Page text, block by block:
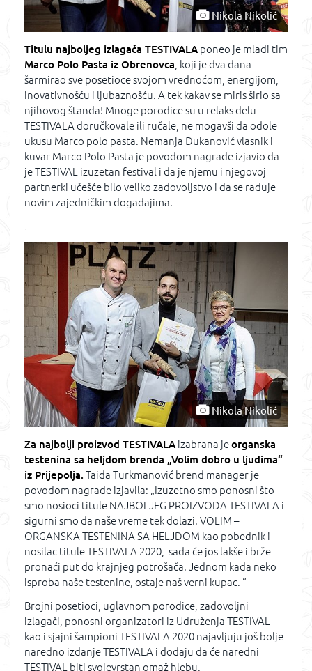
Nikola Nikolić
Titulu najboljeg izlagača TESTIVALA poneo je mladi tim
Marco Polo Pasta iz Obrenovca , koji je dva dana
šarmirao sve posetioce svojom vrednoćom, energijom,
inovativnošću i ljubaznošću. A tek kakav se miris širio sa
njihovog štanda! Mnoge porodice su u relaks delu
TESTIVALA doručkovale ili ručale, ne mogavši da odole
ukusu Marco polo pasta. Nemanja Đukanović vlasnik i
kuvar Marco Polo Pasta je povodom nagrade izjavio da
je TESTIVAL izuzetan festival i da je njemu i njegovoj
partnerki učešće bilo veliko zadovoljstvo i da se raduje
novim zajedničkim događajima.
Nikola Nikolić
Za najbolji proizvod TESTIVALA izabrana jeorganska
testenina sa heljdom brenda „Volim dobro u ljudima“
iz Prijepolja. Taida Turkmanović brend manager je
povodom nagrade izjavila: „Izuzetno smo ponosni što
smo nosioci titule NAJBOLJEG PROIZVODA TESTIVALA i
sigurni smo da naše vreme tek dolazi. VOLIM –
ORGANSKA TESTENINA SA HELJDOM kao pobednik i
nosilac titule TESTIVALA 2020, sada će jos lakše i brže
pronaći put do krajnjeg potrošača. Jednom kada neko
isproba naše testenine, ostaje naš verni kupac. “
Brojni posetioci, uglavnom porodice, zadovoljni
izlagači, ponosni organizatori iz Udruženja TESTIVAL
kao i sjajni šampioni TESTIVALA 2020 najavljuju još bolje
naredno izdanje TESTIVALA i dodaju da će naredni
TESTIVAL biti svojevrstan omaž hlebu.